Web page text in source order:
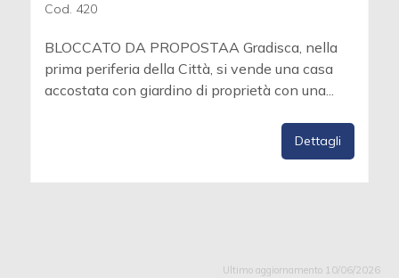
Cod. 420
BLOCCATO DA PROPOSTAA Gradisca, nella
prima periferia della Città, si vende una casa
accostata con giardino di proprietà con una...
Dettagli
Ultimo aggiornamento 10/06/2026